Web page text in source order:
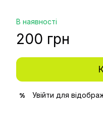
В наявності
200 грн
% Увійти для